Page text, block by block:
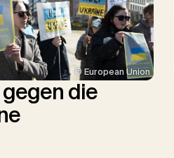
© European Union
die